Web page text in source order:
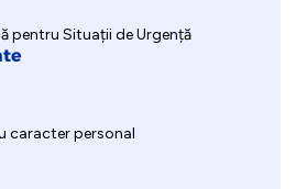
pentru Situații de Urgență
caracter personal